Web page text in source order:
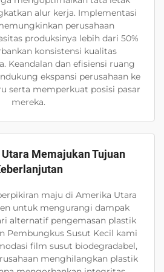
alur kerja. Implementasi
perusahaan
produksinya lebih dari 50%
konsistensi kualitas
Keandalan dan efisiensi ruang
ekspansi perusahaan ke
serta memperkuat posisi pasar
mereka.
Memajukan Tujuan
maju di Amerika Utara
untuk mengurangi dampak
alternatif pengemasan plastik
Pembungkus Susut Kecil kami
film susut biodegradabel,
menghilangkan plastik